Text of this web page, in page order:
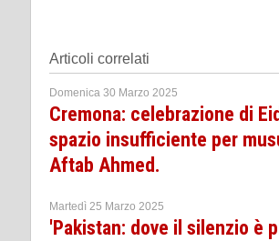
Articoli correlati
Domenica 30 Marzo 2025
Cremona: celebrazione di
spazio insufficiente per
Aftab Ahmed.
Martedì 25 Marzo 2025
'Pakistan: dove il silenzio è